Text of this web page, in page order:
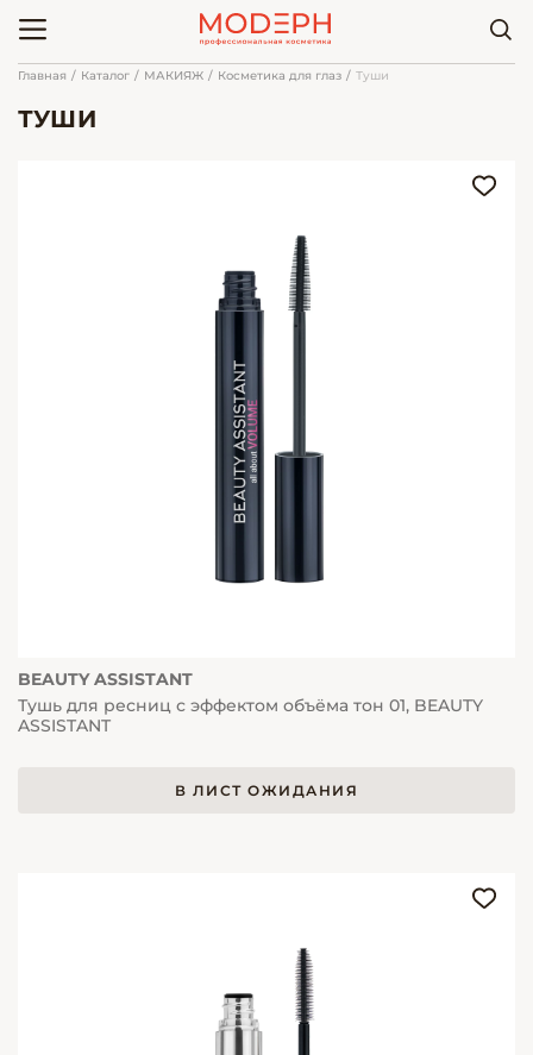
Главная Каталог МАКИЯЖ Косметика для глаз Туши
ТУШИ
BEAUTY ASSISTANT
Тушь для ресниц с эффектом объёма тон 01, BEAUTY
ASSISTANT
В ЛИСТ ОЖИДАНИЯ